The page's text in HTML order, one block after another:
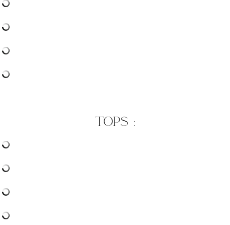
tops :